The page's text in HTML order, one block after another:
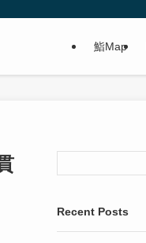
鮨Map
Recent Posts